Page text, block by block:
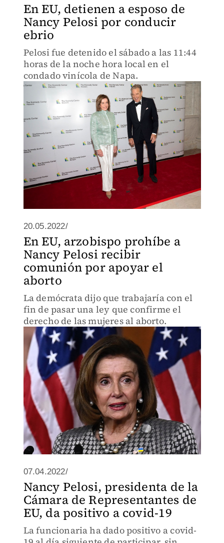
En EU, detienen a esposo de
Nancy Pelosi por conducir
ebrio
Pelosi fue detenido el sábado a las 11:44
horas de la noche hora local en el
condado vinícola de Napa.
20.05.2022/
En EU, arzobispo prohíbe a
Nancy Pelosi recibir
comunión por apoyar el
aborto
La demócrata dijo que trabajaría con el
fin de pasar una ley que confirme el
derecho de las mujeres al aborto.
07.04.2022/
Nancy Pelosi, presidenta de la
Cámara de Representantes de
EU, da positivo a covid-19
La funcionaria ha dado positivo a covid-